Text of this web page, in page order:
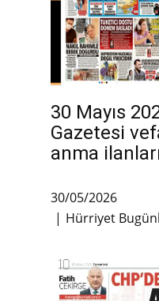
30 Mayıs
Gazetesi
anma
30/05/2026
Hürriyet